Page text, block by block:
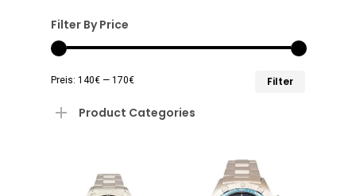
Filter By Price
Filter
Preis: 140€ — 170€
Product Categories